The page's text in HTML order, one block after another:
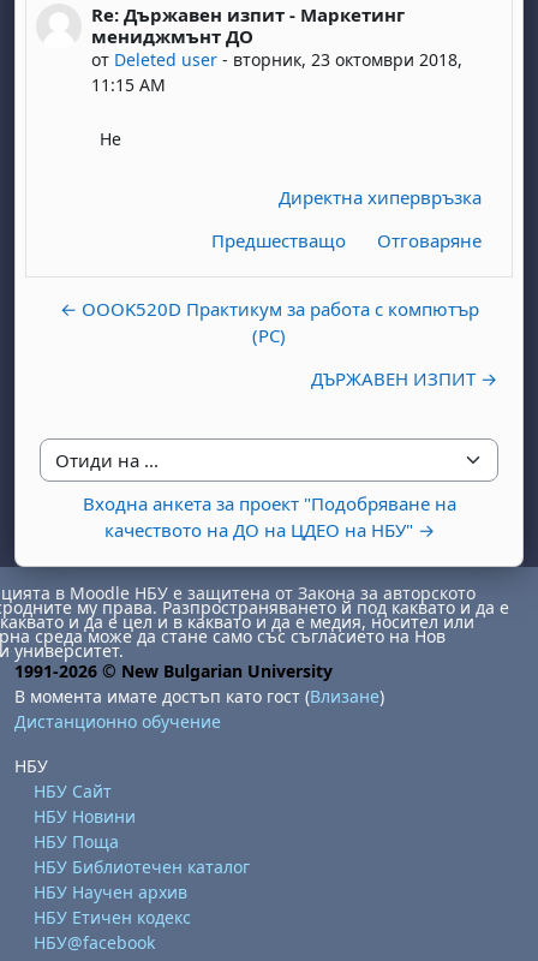
Re: Държавен изпит - Маркетинг
мениджмънт ДО
от Deleted user - вторник, 23 октомври 2018,
11:15 AM
Number of replies: 0
Не
Директна хипервръзка
Предшестващо
Отговаряне
← OOOK520D Практикум за работа с компютър
(PC)
ДЪРЖАВЕН ИЗПИТ →
Отиди на ...
Входна анкета за проект "Подобряване на
качеството на ДО на ЦДЕО на НБУ" →
1 август
неделя, 2 август
6 август
август8 август
неделя, 9 август
август
август
15 август
неделя, 16 август
август
август
29 август
неделя, 30 август
в Moodle НБУ е защитена от Закона за авторското
му права. Разпространяването й под каквато и да е
и да е цел и в каквато и да е медия, носител или
среда може да стане само със съгласието на Нов
университет.
1991-2026 © New Bulgarian University
В момента имате достъп като гост (Влизане)
Дистанционно обучение
НБУ
НБУ Сайт
НБУ Новини
НБУ Поща
НБУ Библиотечен каталог
НБУ Научен архив
НБУ Етичен кодекс
НБУ@facebook